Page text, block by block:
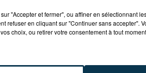
"Accepter et fermer", ou affiner en sélectionnant
refuser en cliquant sur "Continuer sans accepter".
choix, ou retirer votre consentement à tout